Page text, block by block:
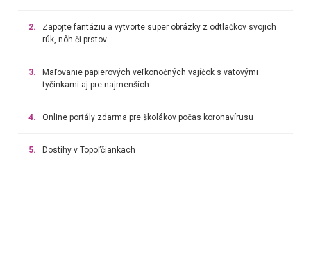
2.
Zapojte fantáziu a vytvorte super obrázky z odtlačkov svojich
rúk, nôh či prstov
3.
Maľovanie papierových veľkonočných vajíčok s vatovými
tyčinkami aj pre najmenších
4. Online portály zdarma pre školákov počas koronavírusu
5. Dostihy v Topoľčiankach